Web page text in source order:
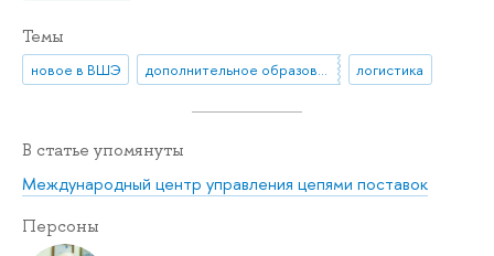
Темы
новое в ВШЭ дополнительное образование логистика
В статье упомянуты
Международный центр управления цепями поставок
Персоны